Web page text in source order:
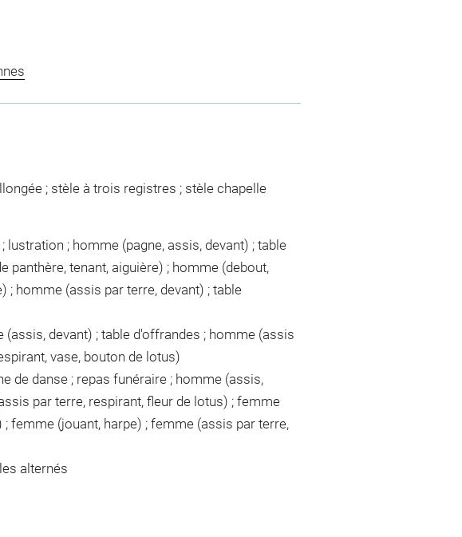
; stèle à trois registres ; stèle chapelle
lustration ; homme (pagne, assis, devant) ; table
panthère, tenant, aiguière) ; homme (debout,
; homme (assis par terre, devant) ; table
devant) ; table d'offrandes ; homme (assis
vase, bouton de lotus)
de danse ; repas funéraire ; homme (assis,
par terre, respirant, fleur de lotus) ; femme
; femme (jouant, harpe) ; femme (assis par terre,
alternés